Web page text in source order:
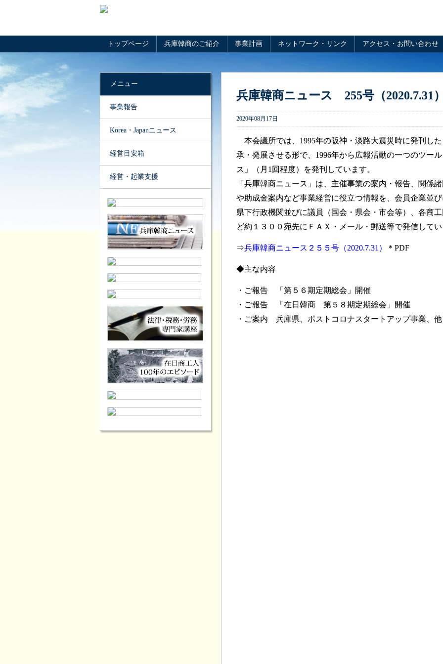
トップページ 兵庫韓商のご紹介 事業計画 ネットワーク・リンク アクセス・お問い合わせ
メニュー
事業報告
Korea・Japanニュース
経営目安箱
経営・起業支援
兵庫韓商ニュース 255号（2020.7.31
2020年08月17日
本会議所では、1995年の阪神・淡路大震災時に発刊し
承・発展させる形で、1996年から広報活動の一つのツー
ス」（月1回程度）を発刊しています。
「兵庫韓商ニュース」は、主催事業の案内・報告、関係
や助成金案内など事業経営に役立つ情報を、会員企業並
県下行政機関並びに議員（国会・県会・市会等）、各商
ど約１３００宛先にＦＡＸ・メール・郵送等で発信して
⇒兵庫韓商ニュース２５５号（2020.7.31） ＊PDF
◆主な内容
・ご報告 「第５６期定期総会」開催
・ご報告 「在日韓商 第５８期定期総会」開催
・ご案内 兵庫県、ポストコロナスタートアップ事業、他